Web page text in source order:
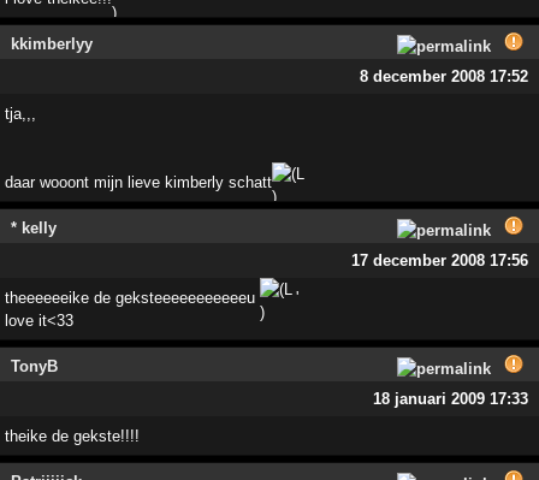
kkimberlyy
8 december 2008 17:52
tja,,,
daar wooont mijn lieve kimberly schatt
* kelly
17 december 2008 17:56
theeeeeeike de geksteeeeeeeeeeeu
'
love it<33
TonyB
18 januari 2009 17:33
theike de gekste!!!!